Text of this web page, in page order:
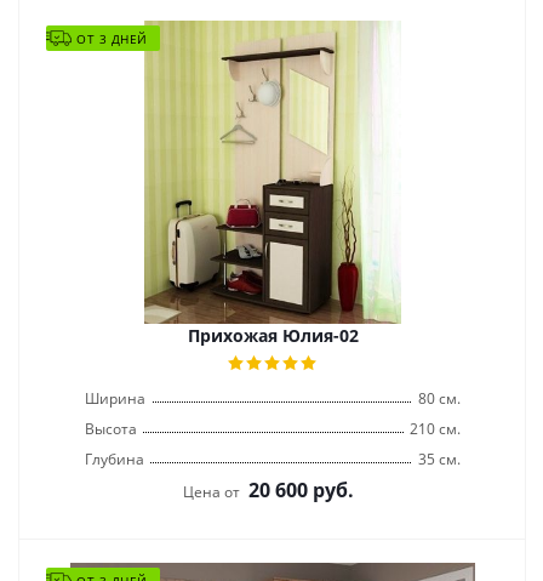
ОТ 3 ДНЕЙ
Прихожая Юлия-02
Ширина
80 см.
Высота
210 см.
Глубина
35 см.
Цена от 20 600 руб.